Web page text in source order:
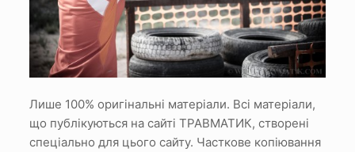
Лише 100% оригінальні матеріали. Всі матеріали,
що публікуються на сайті ТРАВМАТИК, створені
спеціально для цього сайту. Часткове копіювання